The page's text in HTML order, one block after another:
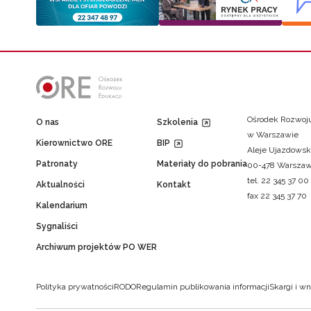
O nas
Kierownictwo ORE
Patronaty
Aktualności
Kalendarium
Sygnaliści
Archiwum projektów PO WER
Szkolenia
BIP
Materiały do pobrania
Kontakt
Ośrodek
w Warszawie
Aleje
00-478
tel. 22 345 37 00
fax 22 345 37 70
Polityka prywatnościRODORegulamin publikowania informacjiSkargi i